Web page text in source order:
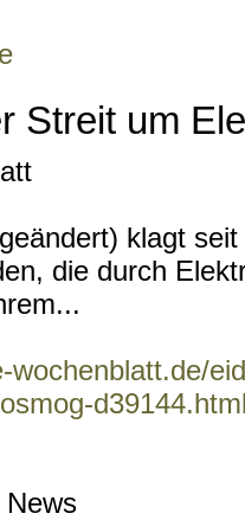
Streit um
klagt
die durch
wochenblatt.de/
News